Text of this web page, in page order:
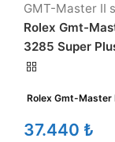
GMT-Master II
Rolex Gmt-
3285 Super
Rolex Gmt-Master
₺